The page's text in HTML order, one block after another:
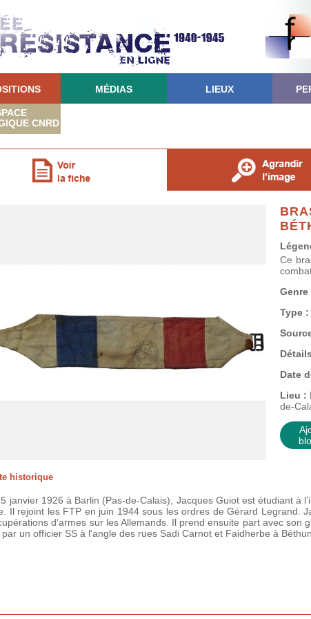
MÉDIAS LIEUX
CNRD
Ce
Genre
Type :
Date
Lieu :
de-
historique
janvier 1926 à Barlin (Pas-de-Calais), Jacques Guiot est étudiant à
Il rejoint les FTP en juin 1944 sous les ordres de Gérard Legrand.
d’armes sur les Allemands. Il prend ensuite part avec
un officier SS à l'angle des rues Sadi Carnot et Faidherbe à